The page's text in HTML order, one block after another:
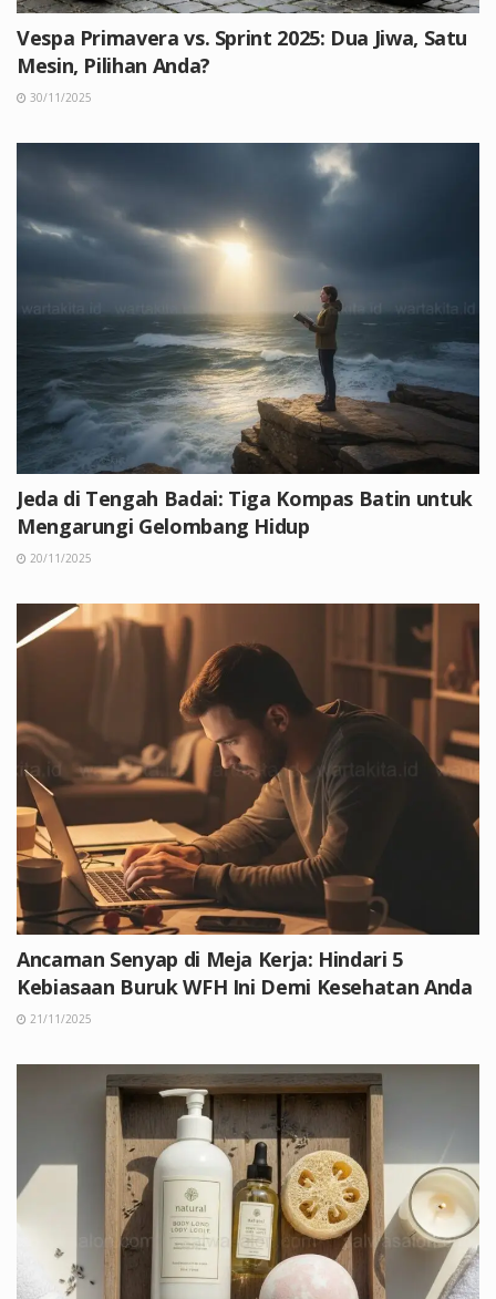
Vespa Primavera vs. Sprint 2025: Dua Jiwa, Satu
Mesin, Pilihan Anda?
30/11/2025
Jeda di Tengah Badai: Tiga Kompas Batin untuk
Mengarungi Gelombang Hidup
20/11/2025
Ancaman Senyap di Meja Kerja: Hindari 5
Kebiasaan Buruk WFH Ini Demi Kesehatan Anda
21/11/2025